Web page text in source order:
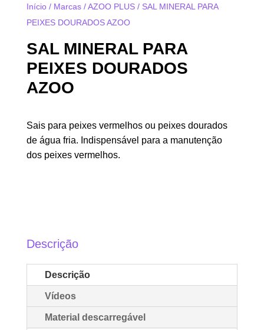
Início/ Marcas/AZOO PLUS/ SAL MINERAL PARA
PEIXES DOURADOS AZOO
SAL MINERAL PARA
PEIXES DOURADOS
AZOO
Sais para peixes vermelhos ou peixes dourados
de água fria. Indispensável para a manutenção
dos peixes vermelhos.
Descrição
Descrição
Vídeos
Material descarregável